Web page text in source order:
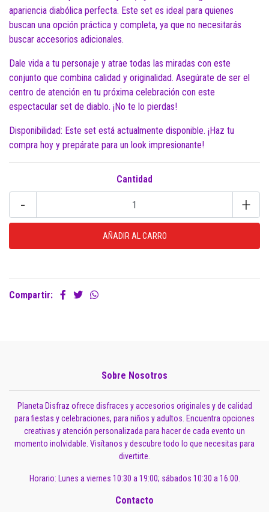
apariencia diabólica perfecta. Este set es ideal para quienes
buscan una opción práctica y completa, ya que no necesitarás
buscar accesorios adicionales.
Dale vida a tu personaje y atrae todas las miradas con este
conjunto que combina calidad y originalidad. Asegúrate de ser el
centro de atención en tu próxima celebración con este
espectacular set de diablo. ¡No te lo pierdas!
Disponibilidad: Este set está actualmente disponible. ¡Haz tu
compra hoy y prepárate para un look impresionante!
Cantidad
- +
Compartir:
Sobre Nosotros
Planeta Disfraz ofrece disfraces y accesorios originales y de calidad
para fiestas y celebraciones, para niños y adultos. Encuentra opciones
creativas y atención personalizada para hacer de cada evento un
momento inolvidable. Visítanos y descubre todo lo que necesitas para
divertirte.
Horario: Lunes a viernes 10:30 a 19:00; sábados 10:30 a 16:00.
Contacto